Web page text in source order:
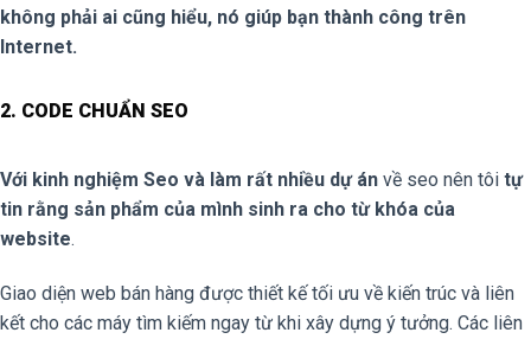
không phải ai cũng hiểu, nó giúp bạn thành công trên
Internet.
2. CODE CHUẨN SEO
Với kinh nghiệm Seo và làm rất nhiều dự án về seo nên tôi tự
tin rằng sản phẩm của mình sinh ra cho từ khóa của
website.
Giao diện web bán hàng được thiết kế tối ưu về kiến trúc và liên
kết cho các máy tìm kiếm ngay từ khi xây dựng ý tưởng. Các liên